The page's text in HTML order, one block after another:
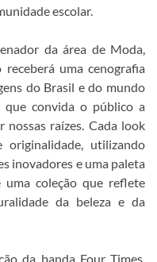
escolar.
da área de Moda,
uma cenografia
do Brasil e do mundo
que convida o público a
raízes. Cada look
utilizando
inovadores e uma paleta
coleção que reflete
da beleza e da
da banda Four Times,